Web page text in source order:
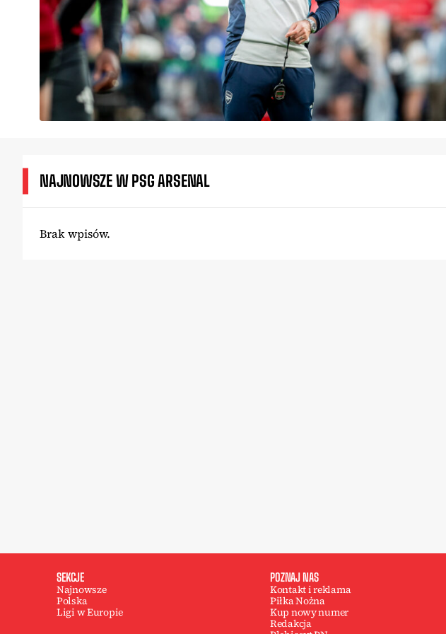
NAJNOWSZE W PSG ARSENAL
Brak wpisów.
SEKCJE
Najnowsze
Polska
Ligi w Europie
POZNAJ NAS
Kontakt i reklama
Piłka Nożna
Kup nowy numer
Redakcja